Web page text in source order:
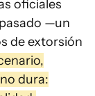
oficiales
—un
de extorsión
dura: